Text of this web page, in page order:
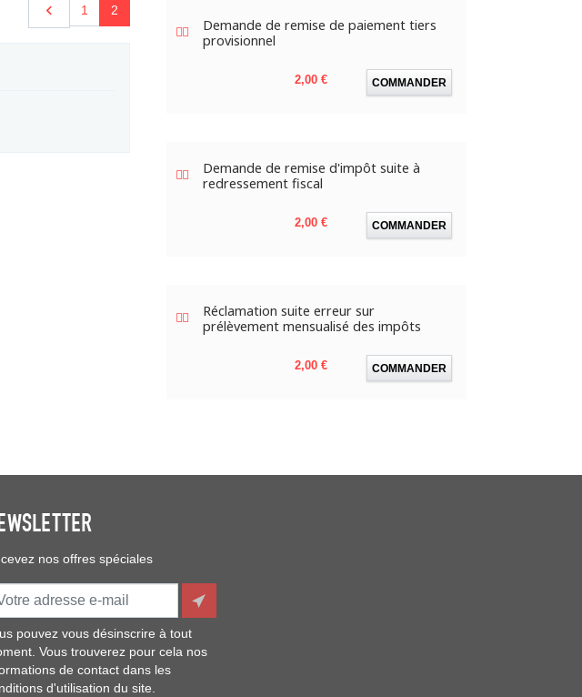
Précédent
 1 2
Demande de remise de paiement tiers
provisionnel
Prix
2,00 € COMMANDER
Demande de remise d'impôt suite à
redressement fiscal
Prix
2,00 € COMMANDER
Réclamation suite erreur sur
prélèvement mensualisé des impôts
Prix
2,00 € COMMANDER
nos offres spéciales
pouvez vous désinscrire à tout
Vous trouverez pour cela nos
de contact dans les
d'utilisation du site.